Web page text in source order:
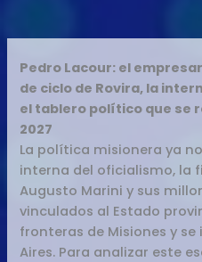
Pedro Lacour: el
de ciclo de Rovira, la
el tablero político que se
2027
La política misionera ya
interna del oficialismo, la
Augusto Marini y sus
vinculados al Estado
fronteras de Misiones y
Aires. Para analizar este